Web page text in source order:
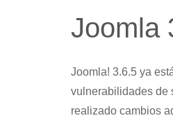
Joomla
Joomla! 3.6.5 ya
vulnerabilidades de
realizado cambios